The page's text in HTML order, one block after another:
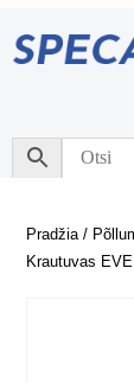
Pradžia/
Krautuvas